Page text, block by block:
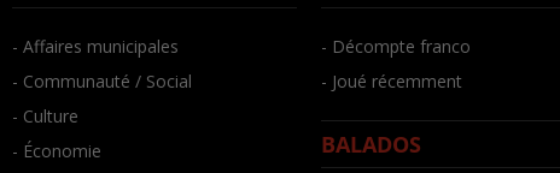
- Affaires municipales
- Communauté / Social
- Culture
- Économie
- Décompte franco
- Joué récemment
BALADOS